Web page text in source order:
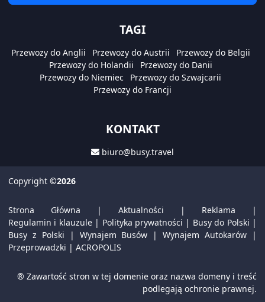
TAGI
Przewozy do Anglii Przewozy do Austrii
Przewozy do Belgii
Przewozy do Holandii
Przewozy do Danii
Przewozy do Niemiec
Przewozy do Szwajcarii
Przewozy do Francji
KONTAKT
biuro@busy.travel
Copyright ©2026
Strona Główna | Aktualności | Reklama |
Regulamin i klauzule| Polityka prywatności | Busy do Polski |
Busy z Polski | Wynajem Busów |Wynajem Autokarów |
Przeprowadzki | ACROPOLIS
® Zawartość stron w tej domenie oraz nazwa domeny i treść
podlegają ochronie prawnej.